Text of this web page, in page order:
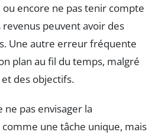
encore ne pas tenir compte
peuvent avoir des
Une autre erreur fréquente
plan au fil du temps, malgré
et des objectifs.
ne pas envisager la
comme une tâche unique, mais